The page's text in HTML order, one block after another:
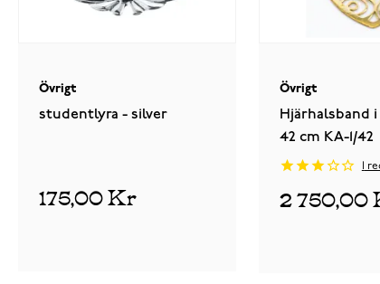
Övrigt
studentlyra - silver
175,00 Kr
Övrigt
Hjärhalsband i
42 cm KA-1/42
2 750,00